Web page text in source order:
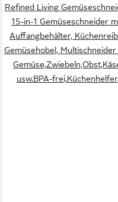
Refined Living
15-in-1 Gemüseschneider
Auffangbehälter,
Gemüsehobel,
usw.BPA-frei,Küchenhelfer